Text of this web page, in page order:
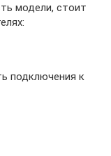
модели, стоит
подключения к